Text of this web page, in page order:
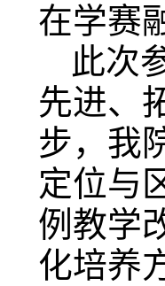
在学赛
此次
先进、
步，我
定位与
例教学
化培养